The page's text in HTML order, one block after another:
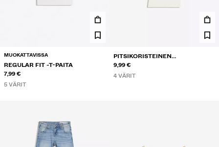
MUOKATTAVISSA
REGULAR FIT -T-PAITA
7,99 €
5 VÄRIT
PITSIKORISTEINEN
OLKAINTOPPI NAPPIKAULA-
AUKOLLA
9,99 €
4 VÄRIT